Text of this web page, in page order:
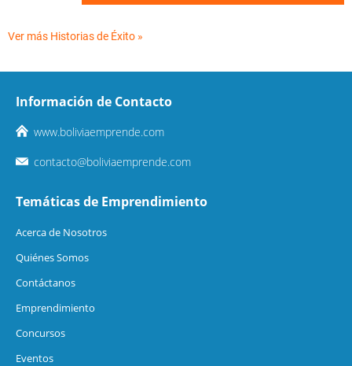
Ver más Historias de Éxito »
Información de Contacto
www.boliviaemprende.com
contacto@boliviaemprende.com
Temáticas de Emprendimiento
Acerca de Nosotros
Quiénes Somos
Contáctanos
Emprendimiento
Concursos
Eventos